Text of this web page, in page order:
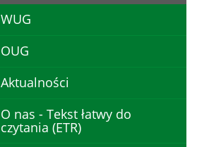
WUG
OUG
Aktualności
O nas - Tekst łatwy do
czytania (ETR)